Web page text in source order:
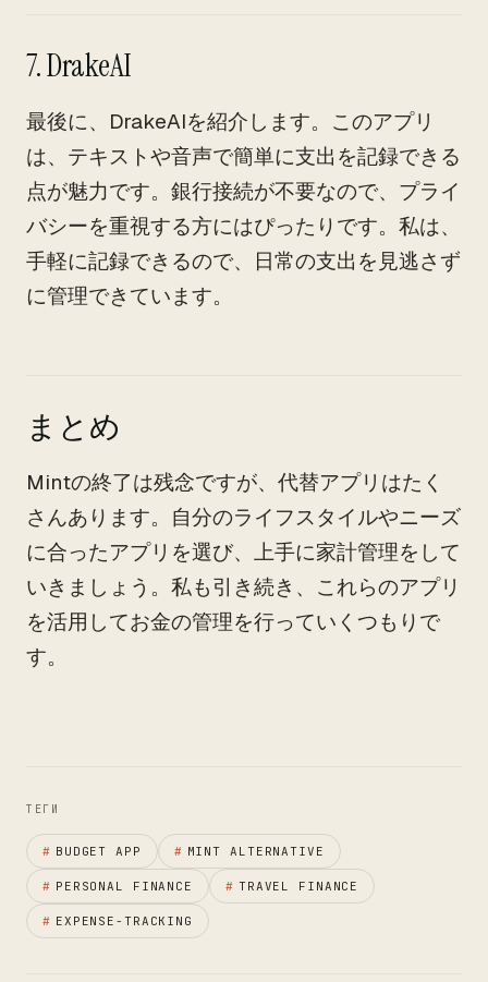
7. DrakeAI
最後に、DrakeAIを紹介します。このアプリ
は、テキストや音声で簡単に支出を記録できる
点が魅力です。銀行接続が不要なので、プライ
バシーを重視する方にはぴったりです。私は、
手軽に記録できるので、日常の支出を見逃さず
に管理できています。
まとめ
Mintの終了は残念ですが、代替アプリはたく
さんあります。自分のライフスタイルやニーズ
に合ったアプリを選び、上手に家計管理をして
いきましょう。私も引き続き、これらのアプリ
を活用してお金の管理を行っていくつもりで
す。
ТЕГИ
# BUDGET APP # MINT ALTERNATIVE
# PERSONAL FINANCE # TRAVEL FINANCE
# EXPENSE-TRACKING